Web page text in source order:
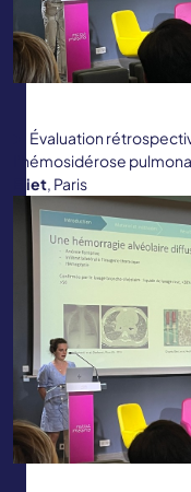
Évaluation
l’hémosidérose
Eliet, Paris